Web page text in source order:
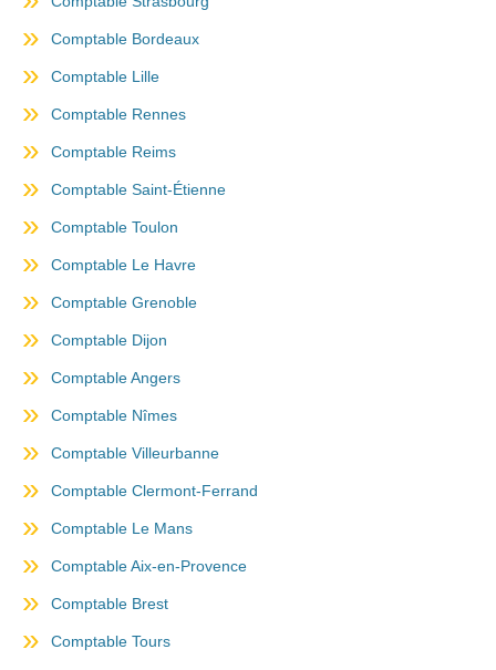
Comptable Bordeaux
Comptable Lille
Comptable Rennes
Comptable Reims
Comptable Saint-Étienne
Comptable Toulon
Comptable Le Havre
Comptable Grenoble
Comptable Dijon
Comptable Angers
Comptable Nîmes
Comptable Villeurbanne
Comptable Clermont-Ferrand
Comptable Le Mans
Comptable Aix-en-Provence
Comptable Brest
Comptable Tours